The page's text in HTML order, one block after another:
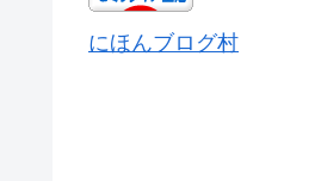
にほんブログ村